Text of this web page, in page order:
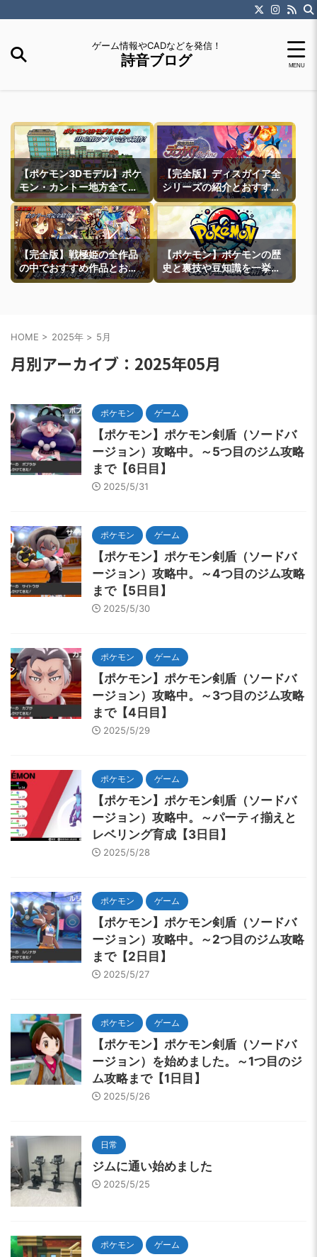
ゲーム情報やCADなどを発信！
詩音ブログ
【ポケモン3Dモデル】ポケ
モン・カントー地方全ての
町モデルなどを紹介
【完全版】ディスガイア全
シリーズの紹介とおすすめ
作品紹介
【完全版】戦極姫の全作品
の中でおすすめ作品とおす
すめ攻略ルートを一挙紹介
【ポケモン】ポケモンの歴
史と裏技や豆知識を一挙紹
介
HOME > 2025年 > 5月
月別アーカイブ：2025年05月
ポケモン ゲーム
【ポケモン】ポケモン剣盾（ソードバ
ージョン）攻略中。～5つ目のジム攻略
まで【6日目】
2025/5/31
ポケモン ゲーム
【ポケモン】ポケモン剣盾（ソードバ
ージョン）攻略中。～4つ目のジム攻略
まで【5日目】
2025/5/30
ポケモン ゲーム
【ポケモン】ポケモン剣盾（ソードバ
ージョン）攻略中。～3つ目のジム攻略
まで【4日目】
2025/5/29
ポケモン ゲーム
【ポケモン】ポケモン剣盾（ソードバ
ージョン）攻略中。～パーティ揃えと
レベリング育成【3日目】
2025/5/28
ポケモン ゲーム
【ポケモン】ポケモン剣盾（ソードバ
ージョン）攻略中。～2つ目のジム攻略
まで【2日目】
2025/5/27
ポケモン ゲーム
【ポケモン】ポケモン剣盾（ソードバ
ージョン）を始めました。～1つ目のジ
ム攻略まで【1日目】
2025/5/26
日常
ジムに通い始めました
2025/5/25
ポケモン ゲーム